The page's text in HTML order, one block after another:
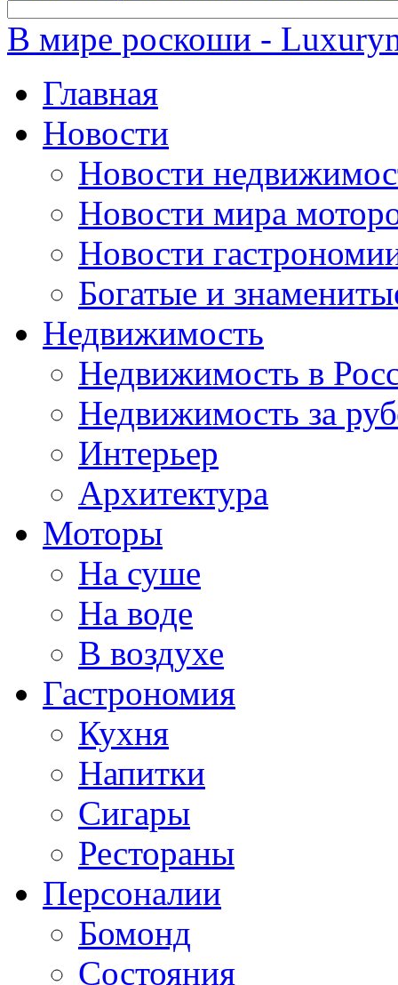
В мире роскоши -
Главная
Новости
Новости
Новости мира
Новости
Богатые и
Недвижимость
Недвижимость в
Недвижимость за
Интерьер
Архитектура
Моторы
На суше
На воде
В воздухе
Гастрономия
Кухня
Напитки
Сигары
Рестораны
Персоналии
Бомонд
Состояния